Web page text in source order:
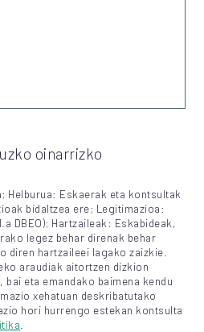
oinarrizko
Helburua: Eskaerak eta kontsultak
bidaltzea ere; Legitimazioa:
DBEO); Hartzaileak: Eskabideak,
legez behar direnak behar
diren hartzaileei lagako zaizkie.
araudiak aitortzen dizkion
eta emandako baimena kendu
xehatuan deskribatutako
hori hurrengo estekan kontsulta